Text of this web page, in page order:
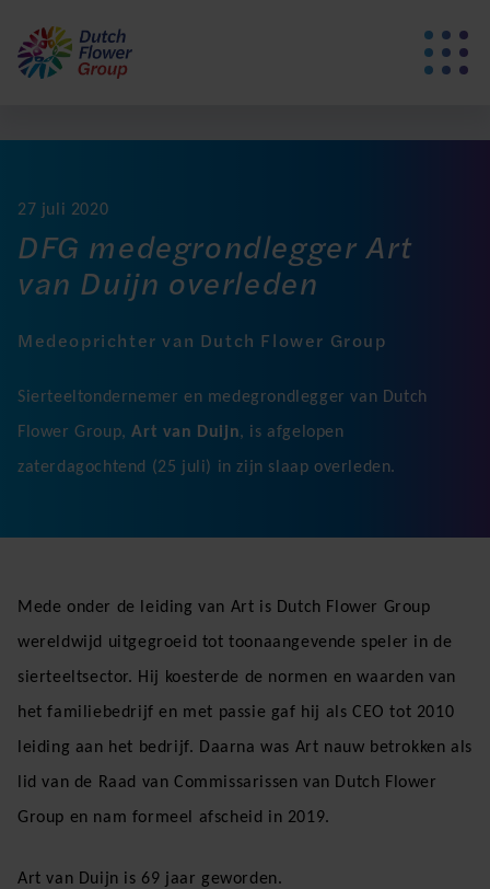
27 juli 2020
DFG medegrondlegger Art
van Duijn overleden
Medeoprichter van Dutch Flower Group
Sierteeltondernemer en medegrondlegger van Dutch
Flower Group,Art van Duijn, is afgelopen
zaterdagochtend (25 juli) in zijn slaap overleden.
Mede onder de leiding van Art is Dutch Flower Group
wereldwijd uitgegroeid tot toonaangevende speler in de
sierteeltsector. Hij koesterde de normen en waarden van
het familiebedrijf en met passie gaf hij als CEO tot 2010
leiding aan het bedrijf. Daarna was Art nauw betrokken als
lid van de Raad van Commissarissen van Dutch Flower
Group en nam formeel afscheid in 2019.
Art van Duijn is 69 jaar geworden.